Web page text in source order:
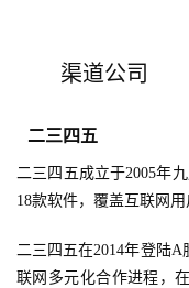
渠道公司
二三四五
二三四五成立于2005年
18款软件，覆盖互联网用
二三四五在2014年登陆A
联网多元化合作进程，